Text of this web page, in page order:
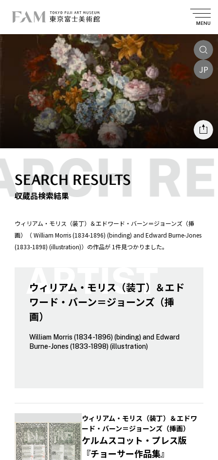
MENU
JP
SEARCH RESULTS
収蔵品検索結果
ウィリアム・モリス（装丁）＆エドワード・バーン＝ジョーンズ（挿
画）（ William Morris (1834-1896) (binding) and Edward Burne-Jones
(1833-1898) (illustration)）の作品が 1件見つかりました。
ウィリアム・モリス（装丁）＆エド
ワード・バーン＝ジョーンズ（挿
画）
William Morris (1834-1896) (binding) and Edward
Burne-Jones (1833-1898) (illustration)
ウィリアム・モリス（装丁）＆エドワ
ード・バーン＝ジョーンズ（挿画）
ケルムスコット・プレス版
『チョーサー作品集』